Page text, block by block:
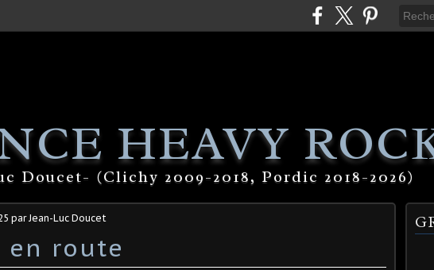
HEAVY
Doucet- (Clichy 2009-2018, Pordic 2018-2026)
par Jean-Luc Doucet
en route